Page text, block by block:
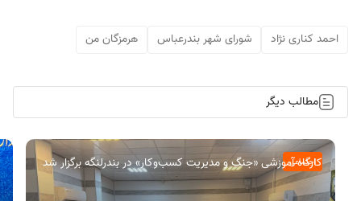
احمد کناری نژاد شورای شهر بندرعباس هرمزگان من
مطالب دیگر
اجتماعی
کارگاه آموزشی «جنگ و مدیریت کسب‌وکار» در بندرلنگه برگزار شد